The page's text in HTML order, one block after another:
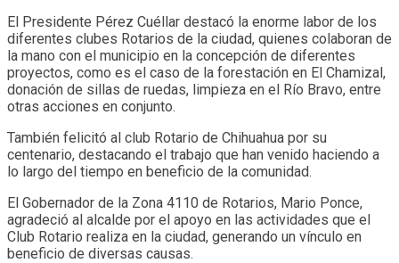
El Presidente Pérez Cuéllar destacó la enorme labor de los
diferentes clubes Rotarios de la ciudad, quienes colaboran de
la mano con el municipio en la concepción de diferentes
proyectos, como es el caso de la forestación en El Chamizal,
donación de sillas de ruedas, limpieza en el Río Bravo, entre
otras acciones en conjunto.
También felicitó al club Rotario de Chihuahua por su
centenario, destacando el trabajo que han venido haciendo a
lo largo del tiempo en beneficio de la comunidad.
El Gobernador de la Zona 4110 de Rotarios, Mario Ponce,
agradeció al alcalde por el apoyo en las actividades que el
Club Rotario realiza en la ciudad, generando un vínculo en
beneficio de diversas causas.